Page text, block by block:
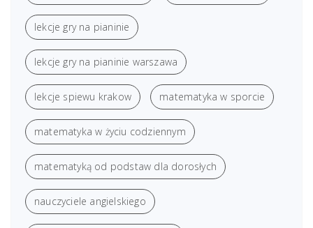
lekcje gry na pianinie
lekcje gry na pianinie warszawa
lekcje spiewu krakow matematyka w sporcie
matematyka w życiu codziennym
matematyką od podstaw dla dorosłych
nauczyciele angielskiego